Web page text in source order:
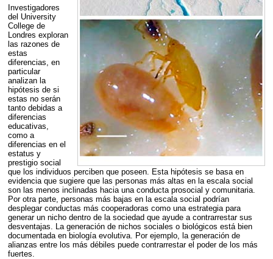
Investigadores
del University
College de
Londres exploran
las razones de
estas
diferencias, en
particular
analizan la
hipótesis de si
estas no serán
tanto debidas a
diferencias
educativas,
como a
diferencias en el
estatus y
prestigio social
que los individuos perciben que poseen. Esta hipótesis se basa en
evidencia que sugiere que las personas más altas en la escala social
son las menos inclinadas hacia una conducta prosocial y comunitaria.
Por otra parte, personas más bajas en la escala social podrían
desplegar conductas más cooperadoras como una estrategia para
generar un nicho dentro de la sociedad que ayude a contrarrestar sus
desventajas. La generación de nichos sociales o biológicos está bien
documentada en biología evolutiva. Por ejemplo, la generación de
alianzas entre los más débiles puede contrarrestar el poder de los más
fuertes.